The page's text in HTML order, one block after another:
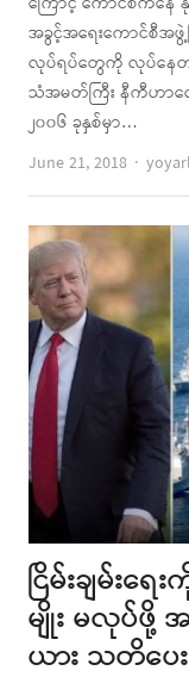
အခွင့်အရေးကောင်စီအ
လုပ်ရပ်တွေကို လုပ်နေ
သံအမတ်ကြီး နီကီဟာလေ
၂၀၀၆ ခုနှစ်မှာ…
June 21, 2018
ငြိမ်းချမ်းရ
မျိုး မလုပ်ဖို့
ယား သတိပေး